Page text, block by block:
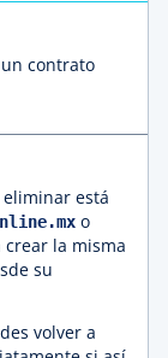
contrato
está
o
crear la misma
su
volver a